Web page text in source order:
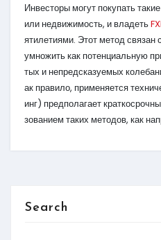
Инвесторы могут покупать
или недвижимость, и владеть
ятилетиями. Этот метод
умножить как потенциальную
тых и непредсказуемых
ак правило, применяется
инг) предполагает
зованием таких методов, как
Search